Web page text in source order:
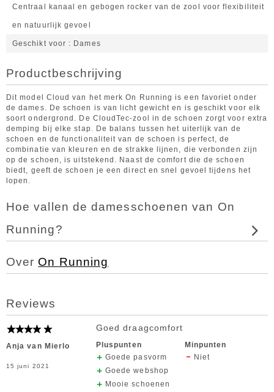
Centraal kanaal en gebogen rocker van de zool voor flexibiliteit
en natuurlijk gevoel
Geschikt voor Dames
Productbeschrijving
Dit model Cloud van het merk On Running is een favoriet onder
de dames. De schoen is van licht gewicht en is geschikt voor elk
soort ondergrond. De CloudTec-zool in de schoen zorgt voor extra
demping bij elke stap. De balans tussen het uiterlijk van de
schoen en de functionaliteit van de schoen is perfect, de
combinatie van kleuren en de strakke lijnen, die verbonden zijn
op de schoen, is uitstekend. Naast de comfort die de schoen
biedt, geeft de schoen je een direct en snel gevoel tijdens het
lopen.
Hoe vallen de damesschoenen van On
Running?
Over On Running
Reviews
Anja van Mierlo
15 juni 2021
Goed draagcomfort
Pluspunten
Goede pasvorm
Goede webshop
Mooie schoenen
Minpunten
Niet